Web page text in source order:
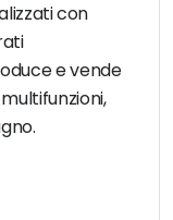
con
e vende